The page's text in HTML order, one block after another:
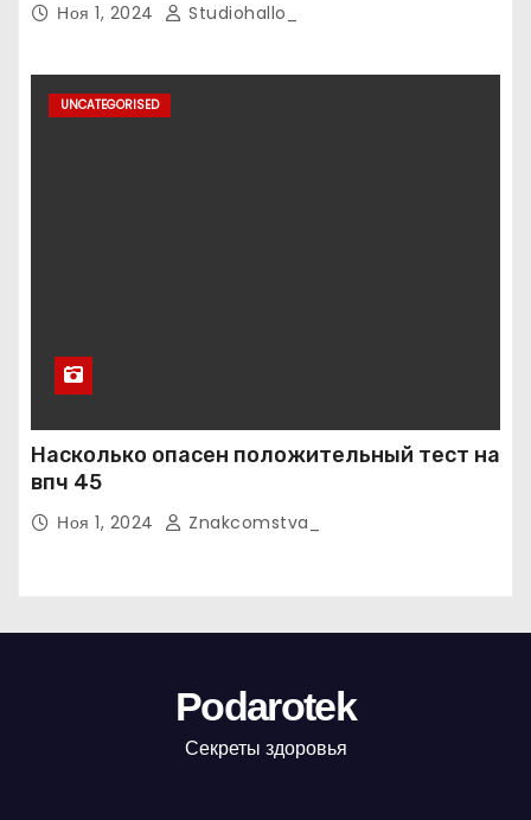
Ноя 1, 2024 Studiohallo_
UNCATEGORISED
Насколько опасен положительный тест на
впч 45
Ноя 1, 2024 Znakcomstva_
Podarotek
Секреты здоровья